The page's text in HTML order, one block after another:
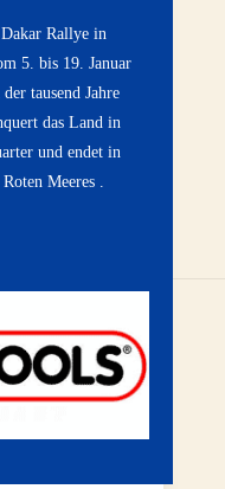
Rallye in
5. bis 19. Januar
tausend Jahre
das Land in
und endet in
Meeres .